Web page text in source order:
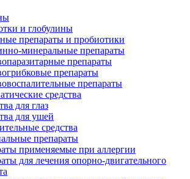
и глобулины
препараты и пробиотики
минеральные препараты
препараты
препараты
препараты
средства
для глаз
для ушей
средства
препараты
применяемые при аллергии
для лечения опорно-двигательного